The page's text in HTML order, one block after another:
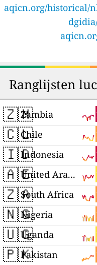
aqicn.org/historical/
Ranglijsten
🇿🇲Zambia
🇨🇱
Chile
🇮🇩Indonesia
🇦🇪 United Arab Emirates
🇿🇦South Africa
🇳🇬Nigeria
🇺🇬Uganda
🇵🇰Pakistan